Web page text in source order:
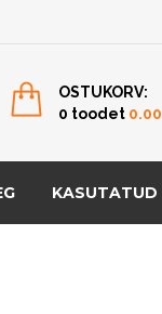
OSTUKORV:
0 toodet 0.00
KASUTATUD